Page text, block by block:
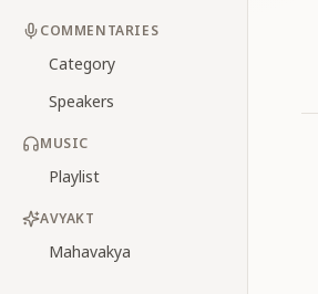
COMMENTARIES
Category
Speakers
MUSIC
Playlist
AVYAKT
Mahavakya